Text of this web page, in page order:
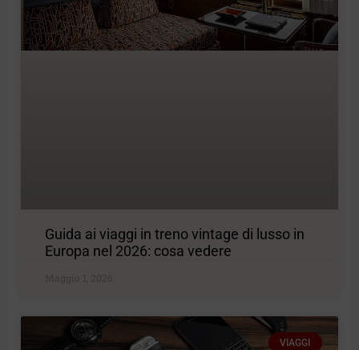
Guida ai viaggi in treno vintage di lusso in
Europa nel 2026: cosa vedere
Maggio 1, 2026
VIAGGI